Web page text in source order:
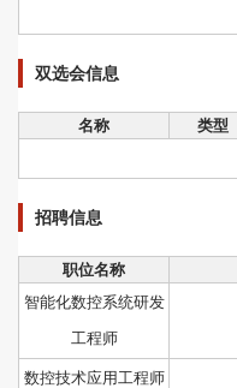
双选会信息
名称 类型
招聘信息
职位名称
智能化数控系统研发
工程师
数控技术应用工程师